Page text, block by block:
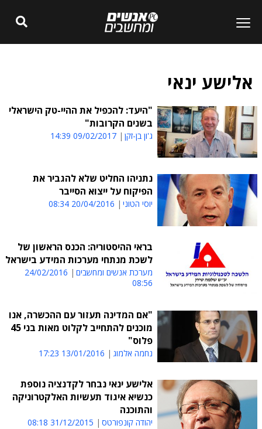
אלישע ינאי
"היעד: להכפיל את ההיי-טק הישראלי
בשנים הקרובות"
ג'ון בן-זקן 09/02/2017 14:39
נתניהו החליט שלא להגביר את
הפיקוח על ייצוא הסייבר
יוסי הטוני 20/04/2016 08:34
בראי ההיסטוריה: הכנס הראשון של
לשכת מנתחי מערכות המידע בישראל
מערכת אנשים ומחשבים
24/02/2016
08:56
"אם המדינה תעזור עם ההכשרה, אנו
מוכנים להתחייב לקלוט מאות בני 45
פלוס"
נחמה אלמוג 13/01/2016 17:23
אלישע ינאי נבחר לקדנציה נוספת
כנשיא איגוד תעשיות האלקטרוניקה
והתוכנה
יהודה קונפורטס 31/12/2015 08:18